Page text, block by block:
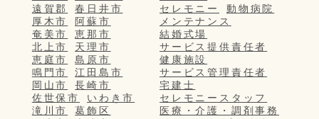
遠賀郡
春日井市
厚木市
阿蘇市
奄美市
恵那市
北上市
天理市
恵庭市
島原市
鳴門市
江田島市
岡山市
長崎市
佐世保市
いわき市
滝川市
葛飾区
セレモニー
動物病院
メンテナンス
結婚式場
サービス提供責任者
健康施設
サービス管理責任者
宅建士
セレモニースタッフ
医療・介護・調剤事務